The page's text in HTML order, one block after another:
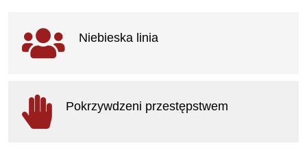
Ważne linki
Niebieska linia
Pokrzywdzeni przestępstwem